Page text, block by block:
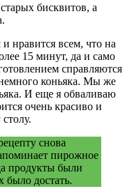
бисквитов, а
нравится всем, что на
15 минут, да и само
справляются
коньяка. Мы же
И еще я обваливаю
очень красиво и
снова
пирожное
продукты были
было достать.